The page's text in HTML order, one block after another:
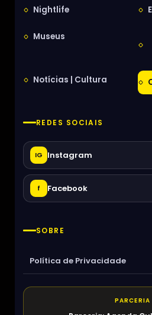
Nightlife
Museus
Notícias | Cultura
REDES SOCIAIS
IG Instagram
f Facebook
SOBRE
Política de Privacidade
PARCERIA